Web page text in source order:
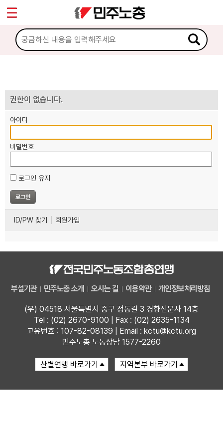
권한이 없습니다.
아이디
비밀번호
로그인 유지
ID/PW 찾기 회원가입
부설기관 민주노총 소개 오시는 길 이용약관 개인정보처리방침
(우) 04518 서울특별시 중구 정동길 3 경향신문사 14층
Tel : (02) 2670-9100 | Fax : (02) 2635-1134
고유번호 : 107-82-08139 | Email : kctu@kctu.org
민주노총 노동상담 1577-2260
마이페이지
소개
노동상담
자료
부설기관
업무